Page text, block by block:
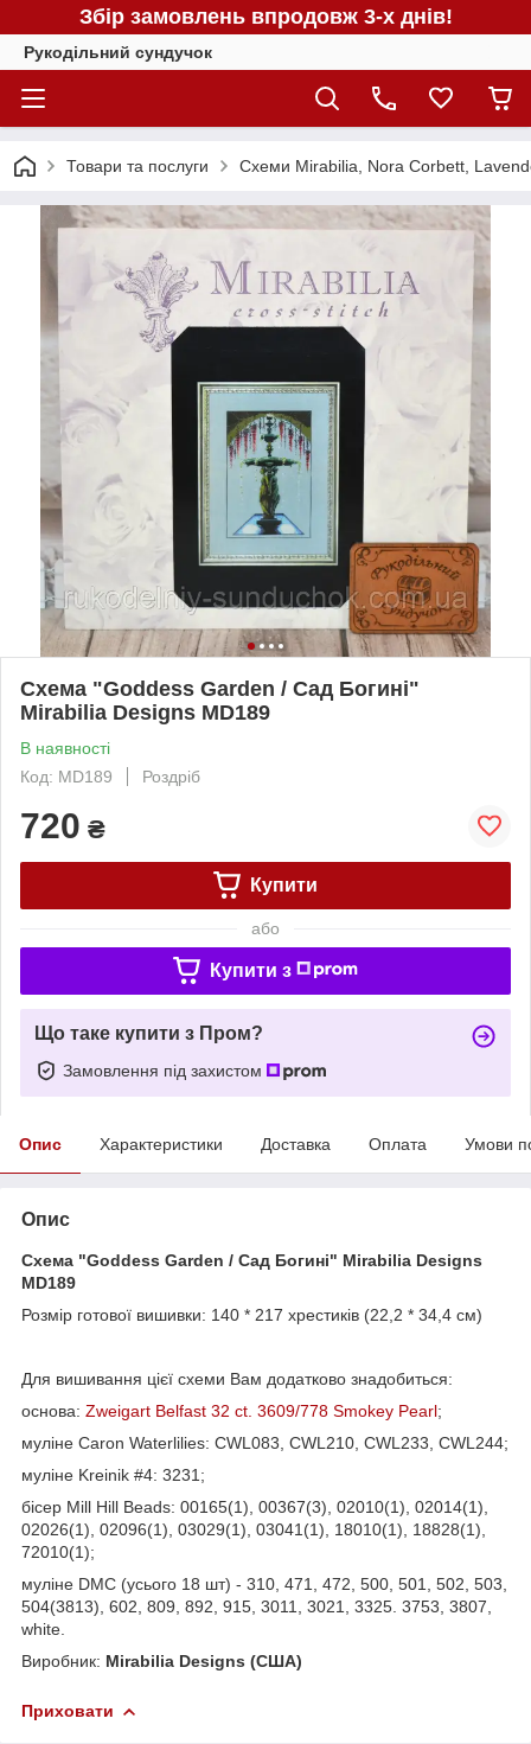
Збір замовлень впродовж 3-х днів!
Рукодільний сундучок
Товари та послуги Схеми Mirabilia, Nora Corbett,
Схема "Goddess Garden / Сад Богині"
Mirabilia Designs MD189
В наявності
Код: MD189
Роздріб
720 ₴
Купити
або
Купити з
Що таке купити з Пром?
Замовлення під захистом
Опис Характеристики Доставка Оплата Умови
Опис
Схема "Goddess Garden / Сад Богині" Mirabilia Designs
MD189
Розмір готової вишивки: 140 * 217 хрестиків (22,2 * 34,4 см)
Для вишивання цієї схеми Вам додатково знадобиться:
основа: Zweigart Belfast 32 ct. 3609/778 Smokey Pearl;
муліне Caron Waterlilies: CWL083, CWL210, CWL233, CWL244;
муліне Kreinik #4: 3231;
бісер Mill Hill Beads: 00165(1), 00367(3), 02010(1), 02014(1),
02026(1), 02096(1), 03029(1), 03041(1), 18010(1), 18828(1),
72010(1);
муліне DMC (усього 18 шт) - 310, 471, 472, 500, 501, 502, 503,
504(3813), 602, 809, 892, 915, 3011, 3021, 3325. 3753, 3807,
white.
Виробник: Mirabilia Designs (США)
Приховати